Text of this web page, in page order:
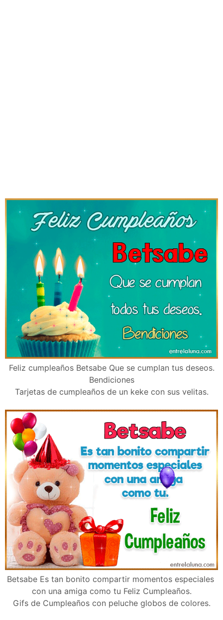
Feliz cumpleaños Betsabe Que se cumplan tus deseos.
Bendiciones
Tarjetas de cumpleaños de un keke con sus velitas.
Betsabe Es tan bonito compartir momentos especiales
con una amiga como tu Feliz Cumpleaños.
Gifs de Cumpleaños con peluche globos de colores.